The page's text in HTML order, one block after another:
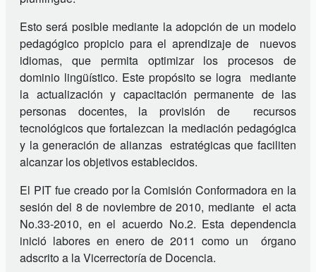
Esto será posible mediante la adopción de un modelo
pedagógico propicio para el aprendizaje de nuevos
idiomas, que permita optimizar los procesos de
dominio lingüístico. Este propósito se logra mediante
la actualización y capacitación permanente de las
personas docentes, la provisión de recursos
tecnológicos que fortalezcan la mediación pedagógica
y la generación de alianzas estratégicas que faciliten
alcanzar los objetivos establecidos.
El PIT fue creado por la Comisión Conformadora en la
sesión del 8 de noviembre de 2010, mediante el acta
No.33-2010, en el acuerdo No.2. Esta dependencia
inició labores en enero de 2011 como un órgano
adscrito a la Vicerrectoría de Docencia.